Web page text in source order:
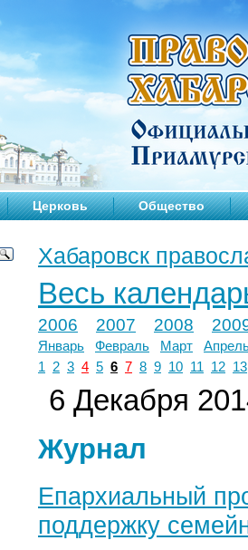
Церковь Общество
Хабаровск
Весь
2006 2007 2008
Январь Февраль Март
1
2 3 4 5 6 7 8 9 10 11 12 13
6 Декабря
Журнал
Епархиальный
поддержку